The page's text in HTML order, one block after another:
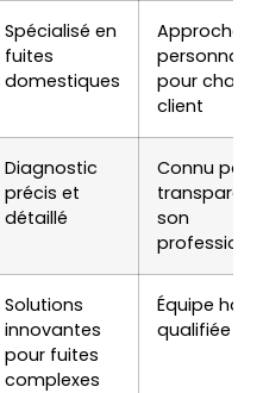
Spécialisé en
fuites
domestiques
Approche
pour
client
Diagnostic
précis et
détaillé
Connu
son
Solutions
innovantes
pour fuites
complexes
Équipe
qualifiée